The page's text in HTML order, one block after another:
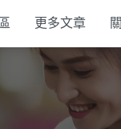
更多文章